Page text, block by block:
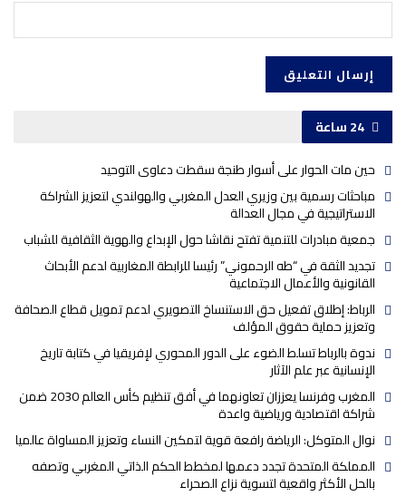
24 ساعة
حين مات الحوار على أسوار طنجة سقطت دعاوى التوحيد
مباحثات رسمية بين وزيري العدل المغربي والهولندي لتعزيز الشراكة
الاستراتيجية في مجال العدالة
جمعية مبادرات للتنمية تفتح نقاشا حول الإبداع والهوية الثقافية للشباب
تجديد الثقة في “طه الرحموني” رئيسا للرابطة المغاربية لدعم الأبحاث
القانونية والأعمال الاجتماعية
الرباط: إطلاق تفعيل حق الاستنساخ التصويري لدعم تمويل قطاع الصحافة
وتعزيز حماية حقوق المؤلف
ندوة بالرباط تسلط الضوء على الدور المحوري لإفريقيا في كتابة تاريخ
الإنسانية عبر علم الآثار
المغرب وفرنسا يعززان تعاونهما في أفق تنظيم كأس العالم 2030 ضمن
شراكة اقتصادية ورياضية واعدة
نوال المتوكل: الرياضة رافعة قوية لتمكين النساء وتعزيز المساواة عالميا
المملكة المتحدة تجدد دعمها لمخطط الحكم الذاتي المغربي وتصفه
بالحل الأكثر واقعية لتسوية نزاع الصحراء